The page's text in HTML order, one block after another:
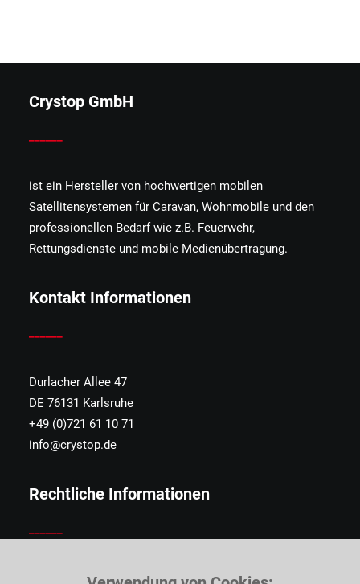
Crystop GmbH
ist ein Hersteller von hochwertigen mobilen
Satellitensystemen für Caravan, Wohnmobile und den
professionellen Bedarf wie z.B. Feuerwehr,
Rettungsdienste und mobile Medienübertragung.
Kontakt Informationen
Durlacher Allee 47
DE 76131 Karlsruhe
+49 (0)721 61 10 71
info@crystop.de
Rechtliche Informationen
Impressum